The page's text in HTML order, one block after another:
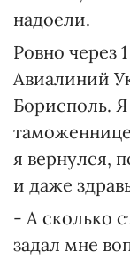
надоели.
Ровно через
Авиалиний
Борисполь.
я вернулся,
и даже
- А сколько
задал мне